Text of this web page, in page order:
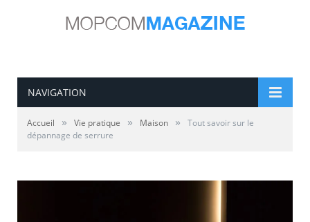
NAVIGATION
Accueil » Vie pratique » Maison »
Tout savoir sur le
dépannage de serrure